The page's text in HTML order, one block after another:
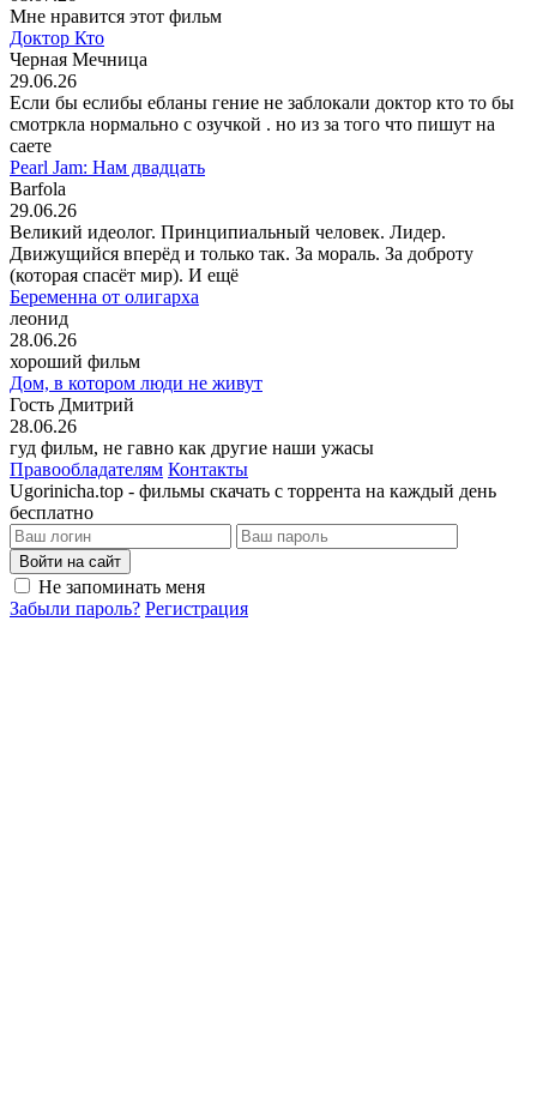
Мне нравится этот фильм
Доктор Кто
Черная Мечница
29.06.26
Если бы еслибы ебланы гение не заблокали доктор кто то бы
смотркла нормально с озучкой . но из за того что пишут на
саете
Pearl Jam: Нам двадцать
Barfola
29.06.26
Великий идеолог. Принципиальный человек. Лидер.
Движущийся вперёд и только так. За мораль. За доброту
(которая спасёт мир). И ещё
Беременна от олигарха
леонид
28.06.26
хороший фильм
Дом, в котором люди не живут
Гость Дмитрий
28.06.26
гуд фильм, не гавно как другие наши ужасы
Правообладателям Контакты
Ugorinicha.top - фильмы скачать с торрента на каждый день
бесплатно
Войти на сайт
Не запоминать меня
Забыли пароль? Регистрация